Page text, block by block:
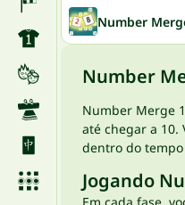
Number
Number
Number Merge
até chegar a 10.
dentro do
Jogando